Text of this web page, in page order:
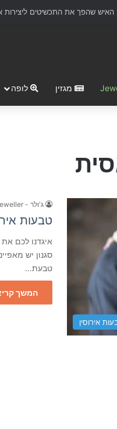
שהפך את התכשיטים ליצירות
מגזין לופה
אירוסין
ג'ולר - Jeweller
טבעות
איגדנו לכם את
סגנון יש
טבעת…
המשך